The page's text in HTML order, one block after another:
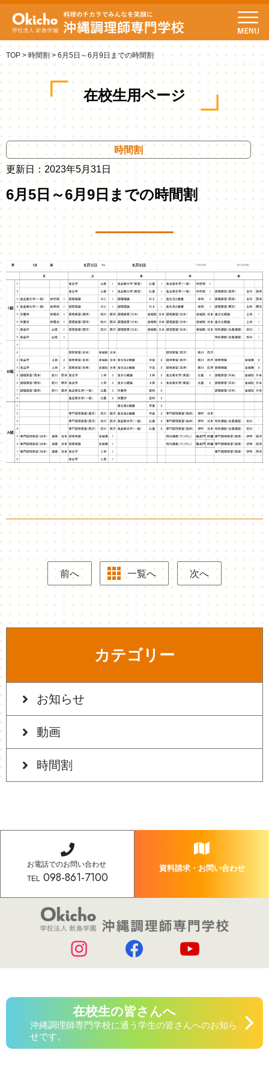
TOP >時間割 > 6月5日～6月9日までの時間割
在校生用ページ
時間割
更新日：2023年5月31日
6月5日～6月9日までの時間割
前へ 一覧へ 次へ
カテゴリー
お知らせ
動画
時間割
お電話でのお問い合わせ
TEL 098-861-7100
資料請求・お問い合わせ
在校生の皆さんへ
沖縄調理師専門学校に通う学生の皆さんへのお知ら
せです。